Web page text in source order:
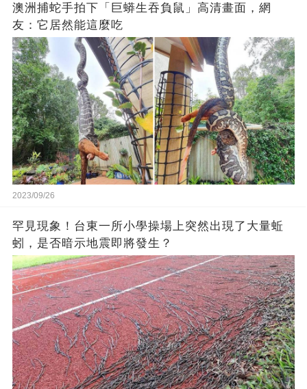
澳洲捕蛇手拍下「巨蟒生吞負鼠」高清畫面，網
友：它居然能這麼吃
2023/09/26
罕見現象！台東一所小學操場上突然出現了大量蚯
蚓，是否暗示地震即將發生？